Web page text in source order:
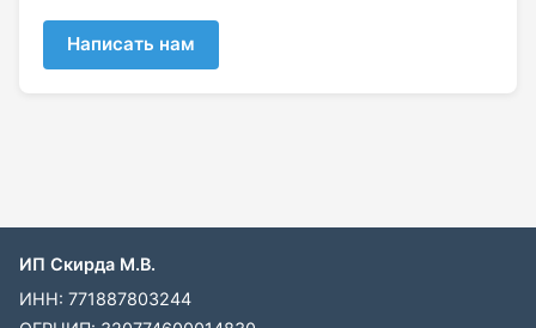
Написать нам
ИП Скирда М.В.
ИНН: 771887803244